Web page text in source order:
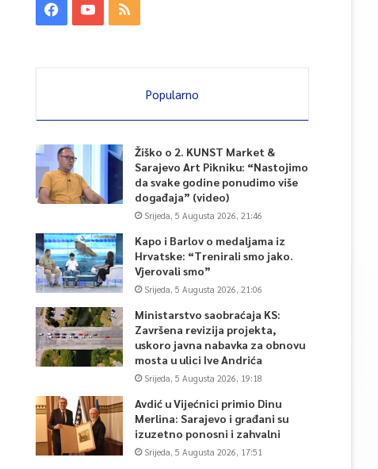
Popularno
Žiško o 2. KUNST Market &
Sarajevo Art Pikniku: “Nastojimo
da svake godine ponudimo više
događaja” (video)
Srijeda, 5 Augusta 2026, 21:46
Kapo i Barlov o medaljama iz
Hrvatske: “Trenirali smo jako.
Vjerovali smo”
Srijeda, 5 Augusta 2026, 21:06
Ministarstvo saobraćaja KS:
Završena revizija projekta,
uskoro javna nabavka za obnovu
mosta u ulici Ive Andrića
Srijeda, 5 Augusta 2026, 19:18
Avdić u Vijećnici primio Dinu
Merlina: Sarajevo i građani su
izuzetno ponosni i zahvalni
Srijeda, 5 Augusta 2026, 17:51